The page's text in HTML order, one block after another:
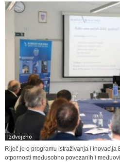
Izdvojeno
Riječ je o programu istraživanja i inovacija
otpornosti međusobno povezanih i